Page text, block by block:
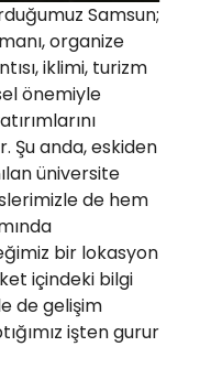
Samsun;
organize
iklimi, turizm
önemiyle
Şu anda, eskiden
üniversite
de hem
bir lokasyon
içindeki bilgi
de gelişim
işten gurur